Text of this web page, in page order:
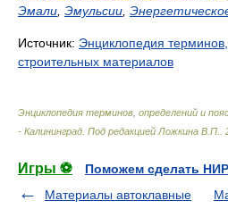
Эмали Эмульсии
Источник: Энциклопедия
строительных материалов
Энциклопедия терминов, определений и
- Калининград Под редакцией Ложкина В.П.
Игры ⚽
Поможем сделать НИР
Материалы автоклавные